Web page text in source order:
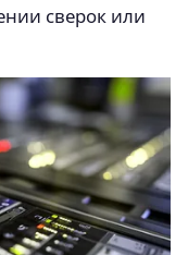
сверок или